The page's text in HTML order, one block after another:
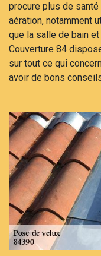
procure plus de
aération, notamment
que la salle de bain
Couverture 84
sur tout ce qui
avoir de bons